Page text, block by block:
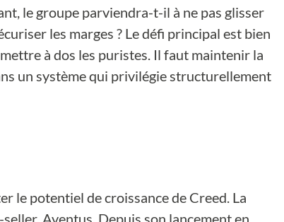
le groupe parviendra-t-il à ne pas glisser
les marges ? Le défi principal est bien
à dos les puristes. Il faut maintenir la
un système qui privilégie structurellement
le potentiel de croissance de Creed. La
Aventus. Depuis son lancement en